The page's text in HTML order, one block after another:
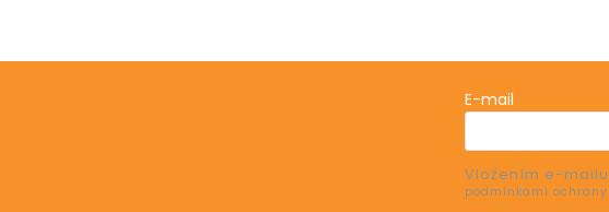
E-mail
Vložením e-
podmínkami